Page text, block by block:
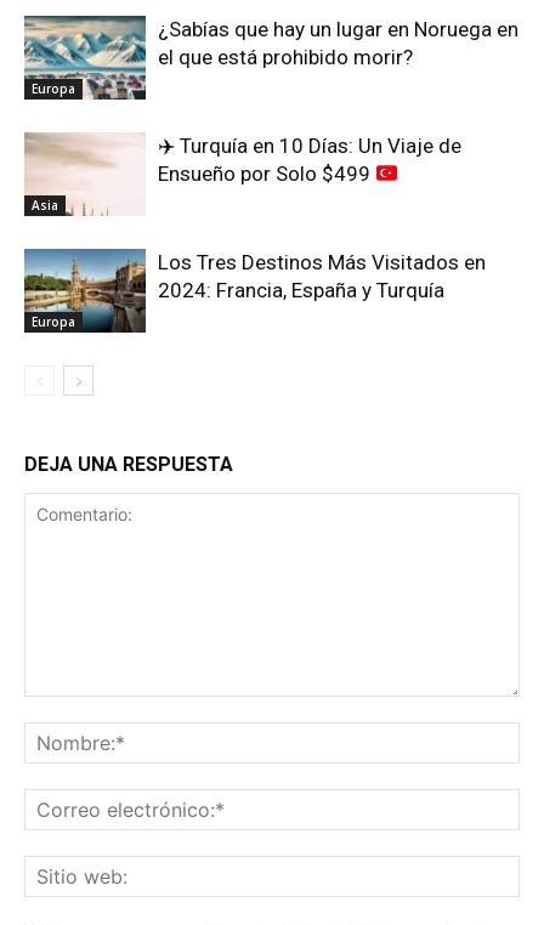
Europa
¿Sabías que hay un lugar en Noruega en
el que está prohibido morir?
Asia
✈️ Turquía en 10 Días: Un Viaje de
Ensueño por Solo $499
Europa
Los Tres Destinos Más Visitados en
2024: Francia, España y Turquía
DEJA UNA RESPUESTA